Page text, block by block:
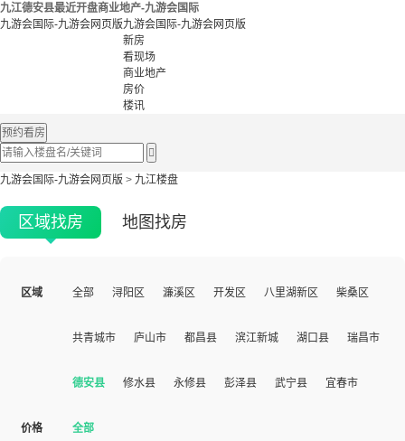
九江德安县最近开盘商业地产-九游会国际
九游会国际-九游会网页版九游会国际-九游会网页版
新房
看现场
商业地产
房价
楼讯
预约看房

九游会国际-九游会网页版 > 九江楼盘
区域找房 地图找房
区域 全部 浔阳区 濂溪区 开发区 八里湖新区 柴桑区
共青城市 庐山市 都昌县 滨江新城 湖口县 瑞昌市
德安县 修水县 永修县 彭泽县 武宁县 宜春市
价格 全部